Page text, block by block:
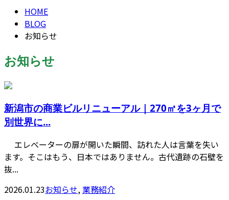
HOME
BLOG
お知らせ
お知らせ
新潟市の商業ビルリニューアル｜270㎡を3ヶ月で
別世界に...
エレベーターの扉が開いた瞬間、訪れた人は言葉を失い
ます。そこはもう、日本ではありません。古代遺跡の石壁を
抜...
2026.01.23お知らせ,業務紹介